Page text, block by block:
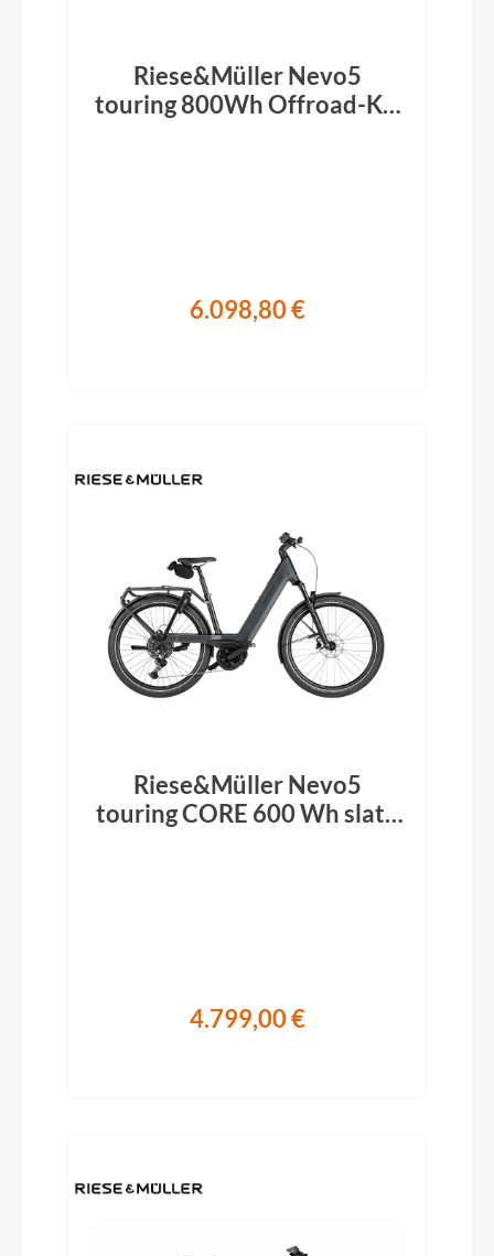
Riese&Müller Nevo5
touring 800Wh Offroad-Kit
6.098,80 €
Riese&Müller Nevo5
touring CORE 600 Wh slate
4.799,00 €